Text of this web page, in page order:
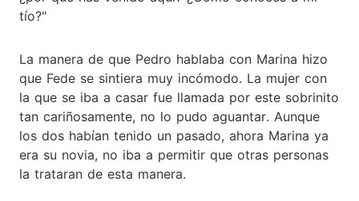
tío?"
La manera de que Pedro hablaba con Marina hizo
que Fede se sintiera muy incómodo. La mujer con
la que se iba a casar fue llamada por este sobrinito
tan cariñosamente, no lo pudo aguantar. Aunque
los dos habían tenido un pasado, ahora Marina ya
era su novia, no iba a permitir que otras personas
la trataran de esta manera.